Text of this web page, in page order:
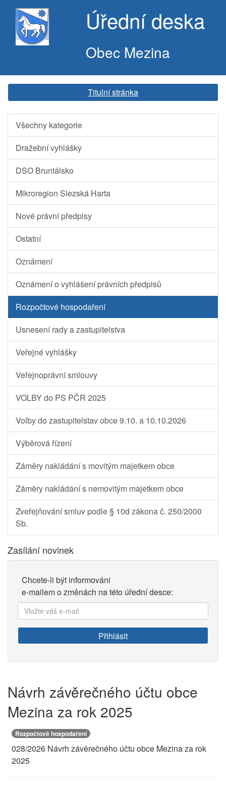
Úřední deska
Obec Mezina
Titulní stránka
Všechny kategorie
Dražební vyhlášky
DSO Bruntálsko
Mikroregion Slezská Harta
Nové právní předpisy
Ostatní
Oznámení
Oznámení o vyhlášení právních předpisů
Rozpočtové hospodaření
Usnesení rady a zastupitelstva
Veřejné vyhlášky
Veřejnoprávní smlouvy
VOLBY do PS PČR 2025
Volby do zastupitelstav obce 9.10. a 10.10.2026
Výběrová řízení
Záměry nakládání s movitým majetkem obce
Záměry nakládání s nemovitým majetkem obce
Zveřejňování smluv podle § 10d zákona č. 250/2000
Sb.
Zasílání novinek
Chcete-li být informováni
e-mailem o změnách na této úřední desce:
Vložte
váš
e-
mail:
Přihlásit
Návrh závěrečného účtu obce
Mezina za rok 2025
Rozpočtové hospodaření
028/2026 Návrh závěrečného účtu obce Mezina za rok
2025